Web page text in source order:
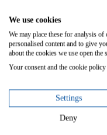
Diese Schulung erklärt,
Software-Anfragen und
Lizenzmanagement
verschiedenen Optionen
mit fakultativen
Verstehen der
Prozessablaufs
Lernen Sie die
We use cookies
We may place these for analysis
personalised content and to give
about the cookies we use open the
Your consent and the cookie
Settings
Deny